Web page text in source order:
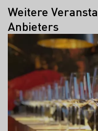
Weitere
Anbieters
Mehr erfahren